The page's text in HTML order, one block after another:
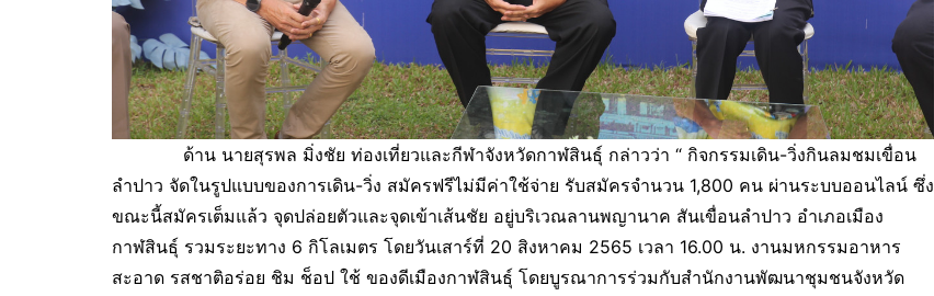
ด้าน นายสุรพล มิ่งชัย ท่องเที่ยวและกีฬาจังหวัดกาฬสินธุ์ กล่าวว่า “ กิจกรรมเดิน-วิ่งกินลมชมเขื่อน
ลำปาว จัดในรูปแบบของการเดิน-วิ่ง สมัครฟรีไม่มีค่าใช้จ่าย รับสมัครจำนวน 1,800 คน ผ่านระบบออนไลน์ ซึ่ง
ขณะนี้สมัครเต็มแล้ว จุดปล่อยตัวและจุดเข้าเส้นชัย อยู่บริเวณลานพญานาค สันเขื่อนลำปาว อำเภอเมือง
กาฬสินธุ์ รวมระยะทาง 6 กิโลเมตร โดยวันเสาร์ที่ 20 สิงหาคม 2565 เวลา 16.00 น. งานมหกรรมอาหาร
สะอาด รสชาติอร่อย ชิม ช็อป ใช้ ของดีเมืองกาฬสินธุ์ โดยบูรณาการร่วมกับสำนักงานพัฒนาชุมชนจังหวัด